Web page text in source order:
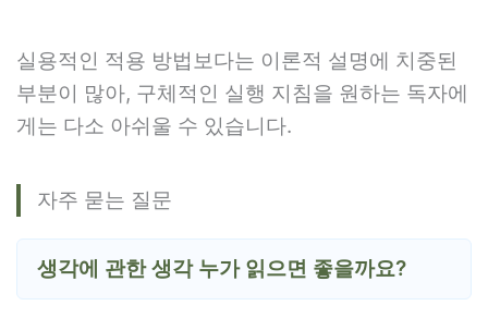
실용적인 적용 방법보다는 이론적 설명에 치중된
부분이 많아, 구체적인 실행 지침을 원하는 독자에
게는 다소 아쉬울 수 있습니다.
자주 묻는 질문
생각에 관한 생각 누가 읽으면 좋을까요?